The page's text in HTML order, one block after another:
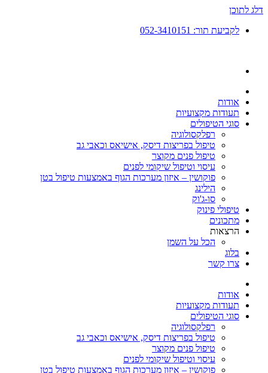
דלג לתוכן
לקביעת תור: 052-3410151
אודות
תעודות מקצועיות
סוגי הטיפולים
רפלקסולוגיה
טיפול בפריצות דיסק, אישיאס וכאבי גב
טיפול פנים מקוצר
עיסוי וטיפול שיקומי לפנים
פוקושין – איזון מערכות הגוף באמצעות טיפול בטן
הילינג
סו-ג'וק
טיפולי פינוק
מתכונים
הרצאות
הכל על השמן
בלוג
צרו קשר
אודות
תעודות מקצועיות
סוגי הטיפולים
רפלקסולוגיה
טיפול בפריצות דיסק, אישיאס וכאבי גב
טיפול פנים מקוצר
עיסוי וטיפול שיקומי לפנים
פוקושין – איזון מערכות הגוף באמצעות טיפול בטן